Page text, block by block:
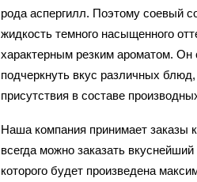
рода аспергилл. Поэтому соевый
жидкость темного насыщенного
характерным резким ароматом. Он
подчеркнуть вкус различных блюд,
присутствия в составе
Наша компания принимает заказы
всегда можно заказать
которого будет произведена